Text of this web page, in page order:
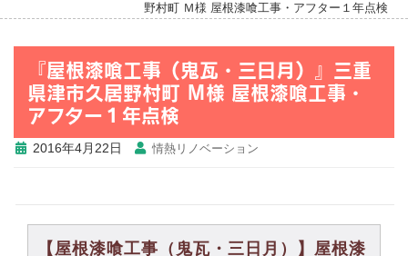
野村町 Ｍ様 屋根漆喰工事・アフター１年点検
『屋根漆喰工事（鬼瓦・三日月）』三重
県津市久居野村町 Ｍ様 屋根漆喰工事・
アフター１年点検
2016年4月22日 情熱リノベーション
【屋根漆喰工事（鬼瓦・三日月）】屋根漆